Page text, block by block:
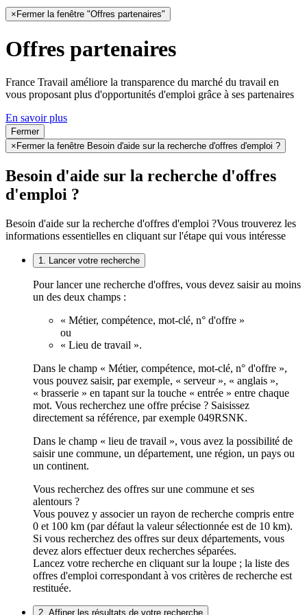
× Fermer la fenêtre "Offres partenaires"
Offres partenaires
France Travail améliore la transparence du marché du travail en
vous proposant plus d'opportunités d'emploi grâce à ses partenaires
En savoir plus
Fermer
× Fermer la fenêtre Besoin d'aide sur la recherche d'offres d'emploi ?
Besoin d'aide sur la recherche d'offres
d'emploi ?
Besoin d'aide sur la recherche d'offres d'emploi ?Vous trouverez les
informations essentielles en cliquant sur l'étape qui vous intéresse
1. Lancer votre recherche
Pour lancer une recherche d'offres, vous devez saisir au moins
un des deux champs :
« Métier, compétence, mot-clé, n° d'offre »
ou
« Lieu de travail ».
Dans le champ « Métier, compétence, mot-clé, n° d'offre »,
vous pouvez saisir, par exemple, « serveur », « anglais »,
« brasserie » en tapant sur la touche « entrée » entre chaque
mot. Vous recherchez une offre précise ? Saisissez
directement sa référence, par exemple 049RSNK.
Dans le champ « lieu de travail », vous avez la possibilité de
saisir une commune, un département, une région, un pays ou
un continent.
Vous recherchez des offres sur une commune et ses
alentours ?
Vous pouvez y associer un rayon de recherche compris entre
0 et 100 km (par défaut la valeur sélectionnée est de 10 km).
Si vous recherchez des offres sur deux départements, vous
devez alors effectuer deux recherches séparées.
Lancez votre recherche en cliquant sur la loupe ; la liste des
offres d'emploi correspondant à vos critères de recherche est
restituée.
2. Affiner les résultats de votre recherche